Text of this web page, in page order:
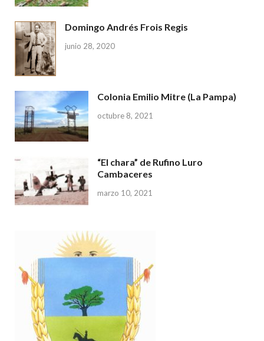
Domingo Andrés Frois Regis
junio 28, 2020
Colonia Emilio Mitre (La Pampa)
octubre 8, 2021
“El chara” de Rufino Luro
Cambaceres
marzo 10, 2021